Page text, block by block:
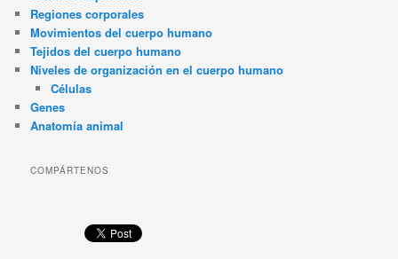
Regiones corporales
Movimientos del cuerpo humano
Tejidos del cuerpo humano
Niveles de organización en el cuerpo humano
Células
Genes
Anatomía animal
COMPÁRTENOS